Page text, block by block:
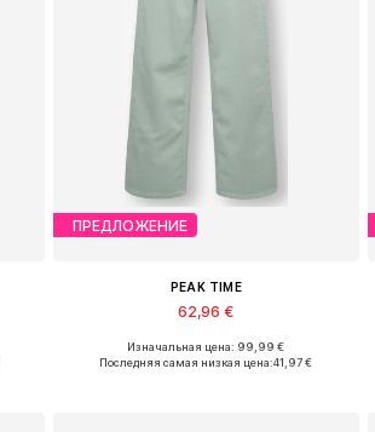
ПРЕДЛОЖЕНИЕ
PEAK TIME
62,96 €
Доступно множество размеров
Изначальная цена: 99,99 €
Последняя самая низкая цена:41,97 €